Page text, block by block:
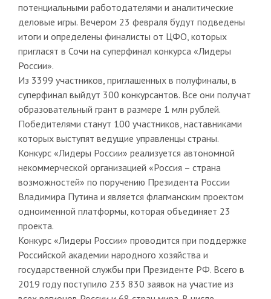
потенциальными работодателями и аналитические
деловые игры. Вечером 23 февраля будут подведены
итоги и определены финалисты от ЦФО, которых
пригласят в Сочи на суперфинал конкурса «Лидеры
России».
Из 3399 участников, приглашенных в полуфиналы, в
суперфинал выйдут 300 конкурсантов. Все они получат
образовательный грант в размере 1 млн рублей.
Победителями станут 100 участников, наставниками
которых выступят ведущие управленцы страны.
Конкурс «Лидеры России» реализуется автономной
некоммерческой организацией «Россия – страна
возможностей» по поручению Президента России
Владимира Путина и является флагманским проектом
одноименной платформы, которая объединяет 23
проекта.
Конкурс «Лидеры России» проводится при поддержке
Российской академии народного хозяйства и
государственной службы при Президенте РФ. Всего в
2019 году поступило 233 830 заявок на участие из